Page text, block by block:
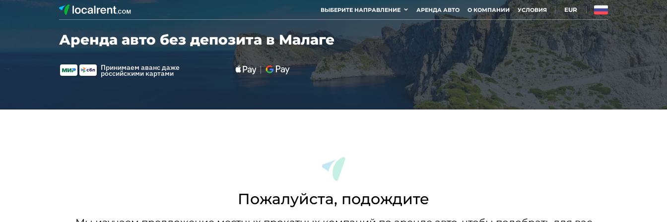
ВЫБЕРИТЕ НАПРАВЛЕНИЕ АРЕНДА АВТО О КОМПАНИИ УСЛОВИЯ EUR
Аренда авто без депозита в Малаге
Принимаем аванс даже
российскими картами
Пожалуйста, подождите